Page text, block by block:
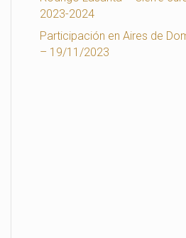
2023-2024
Participación en Aires de
– 19/11/2023